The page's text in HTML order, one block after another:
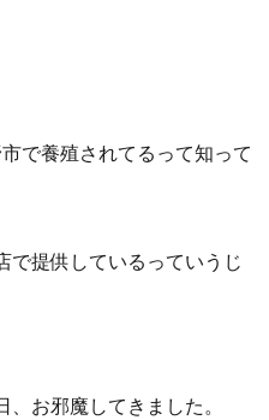
で養殖されてるって知って
で提供しているっていうじ
お邪魔してきました。